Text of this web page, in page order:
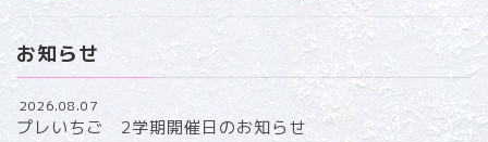
お知らせ
2026.08.07
プレいちご 2学期開催日のお知らせ